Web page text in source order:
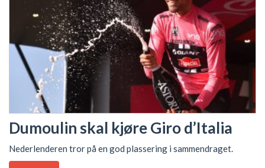
Dumoulin skal kjøre Giro d’Italia
Nederlenderen tror på en god plassering i sammendraget.